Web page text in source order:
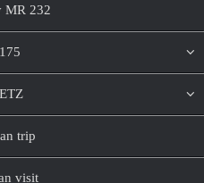
MR 232
trip
visit